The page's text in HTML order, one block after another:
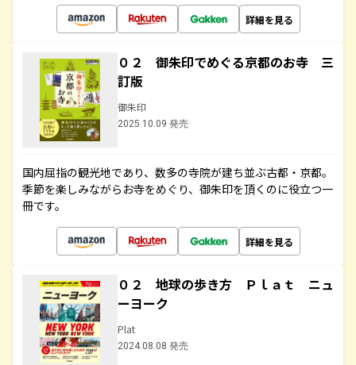
詳細を見る
０２ 御朱印でめぐる京都のお寺 三
訂版
御朱印
2025.10.09 発売
国内屈指の観光地であり、数多の寺院が建ち並ぶ古都・京都。
季節を楽しみながらお寺をめぐり、御朱印を頂くのに役立つ一
冊です。
詳細を見る
０２ 地球の歩き方 Ｐｌａｔ ニュ
ーヨーク
Plat
2024.08.08 発売